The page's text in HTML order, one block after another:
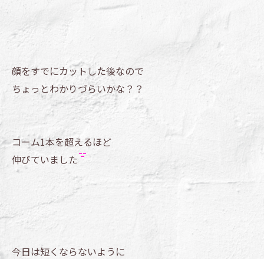
顔をすでにカットした後なので
ちょっとわかりづらいかな？？
コーム1本を超えるほど
伸びていました
今日は短くならないように